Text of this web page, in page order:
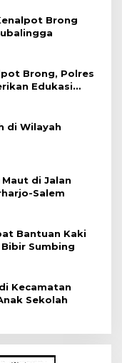
Brong
Brong, Polres
Edukasi
di Wilayah
di Jalan
Salem
Bantuan Kaki
Sumbing
Kecamatan
Sekolah